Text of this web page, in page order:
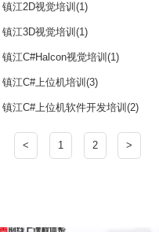
镇江2D视觉培训(1)
镇江3D视觉培训(1)
镇江C#Halcon视觉培训(1)
镇江C#上位机培训(3)
镇江C#上位机软件开发培训(2)
< 1 2 >